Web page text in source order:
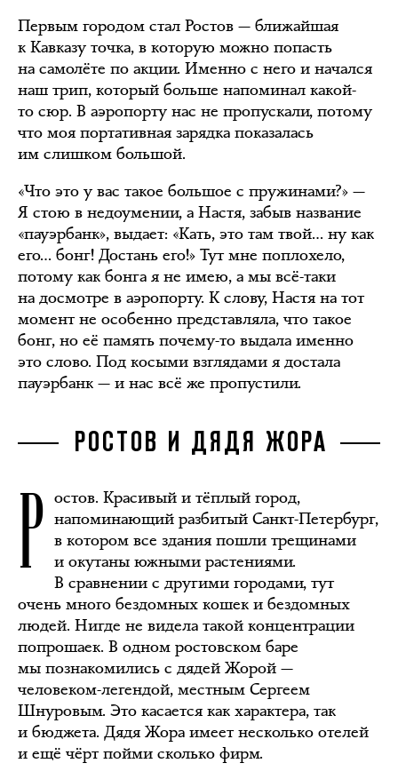
Первым городом стал Ростов — ближайшая
к Кавказу точка, в которую можно попасть
на самолёте по акции. Именно с него и начался
наш трип, который больше напоминал какой-
то сюр. В аэропорту нас не пропускали, потому
что моя портативная зарядка показалась
им слишком большой.
«Что это у вас такое большое с пружинами?» —
Я стою в недоумении, а Настя, забыв название
«пауэрбанк», выдает: «Кать, это там твой… ну как
его… бонг! Достань его!» Тут мне поплохело,
потому как бонга я не имею, а мы всё-таки
на досмотре в аэропорту. К слову, Настя на тот
момент не особенно представляла, что такое
бонг, но её память почему-то выдала именно
это слово. Под косыми взглядами я достала
пауэрбанк — и нас всё же пропустили.
РОСТОВ И ДЯДЯ ЖОРА
Р остов. Красивый и тёплый город,
напоминающий разбитый Санкт-Петербург,
в котором все здания пошли трещинами
и окутаны южными растениями.
В сравнении с другими городами, тут
очень много бездомных кошек и бездомных
людей. Нигде не видела такой концентрации
попрошаек. В одном ростовском баре
мы познакомились с дядей Жорой —
человеком-легендой, местным Сергеем
Шнуровым. Это касается как характера, так
и бюджета. Дядя Жора имеет несколько отелей
и ещё чёрт пойми сколько фирм.